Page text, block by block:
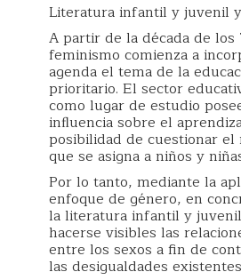
Literatura infantil y juvenil
A partir de la década de los
feminismo comienza a
agenda el tema de la
prioritario. El sector
como lugar de estudio
inﬂuencia sobre el
posibilidad de cuestionar el
que se asigna a niños y
Por lo tanto, mediante la
enfoque de género, en
la literatura infantil y
hacerse visibles las
entre los sexos a fin de
las desigualdades